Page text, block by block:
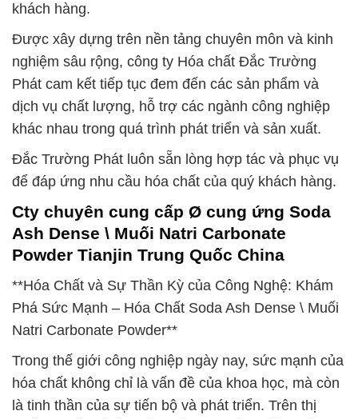
khách hàng.
Được xây dựng trên nền tảng chuyên môn và kinh
nghiệm sâu rộng, công ty Hóa chất Đắc Trường
Phát cam kết tiếp tục đem đến các sản phẩm và
dịch vụ chất lượng, hỗ trợ các ngành công nghiệp
khác nhau trong quá trình phát triển và sản xuất.
Đắc Trường Phát luôn sẵn lòng hợp tác và phục vụ
để đáp ứng nhu cầu hóa chất của quý khách hàng.
Cty chuyên cung cấp Ø cung ứng Soda
Ash Dense \ Muối Natri Carbonate
Powder Tianjin Trung Quốc China
**Hóa Chất và Sự Thần Kỳ của Công Nghệ: Khám
Phá Sức Mạnh – Hóa Chất Soda Ash Dense \ Muối
Natri Carbonate Powder**
Trong thế giới công nghiệp ngày nay, sức mạnh của
hóa chất không chỉ là vấn đề của khoa học, mà còn
là tinh thần của sự tiến bộ và phát triển. Trên thị